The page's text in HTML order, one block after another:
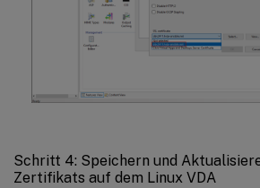
Schritt 4: Speichern und
Zertifikats auf dem Linux VDA